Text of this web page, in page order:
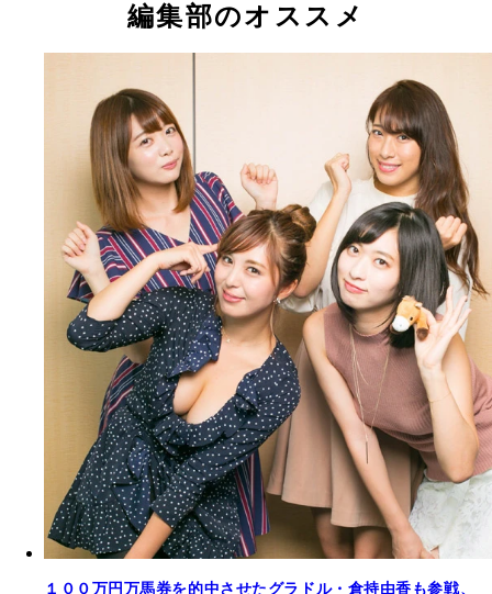
編集部のオススメ
１００万円万馬券を的中させたグラドル・倉持由香も参戦、